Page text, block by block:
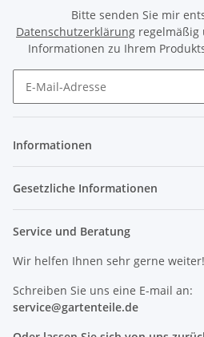
Bitte senden Sie mir
Datenschutzerklärung
Informationen zu Ihrem
Informationen
Gesetzliche Informationen
Service und Beratung
Wir helfen Ihnen sehr gerne weiter!
Schreiben Sie uns eine E-mail an:
service@gartenteile.de